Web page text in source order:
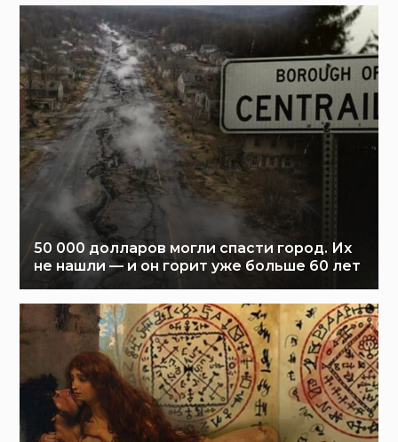
50 000 долларов могли спасти город. Их
не нашли — и он горит уже больше 60 лет